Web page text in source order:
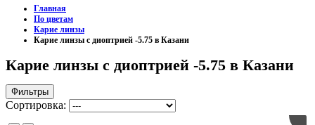
Главная
По цветам
Карие линзы
Карие линзы с диоптрией -5.75 в Казани
Карие линзы с диоптрией -5.75 в Казани
Фильтры
Сортировка: